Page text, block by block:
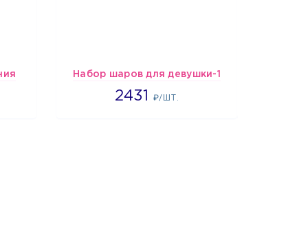
Набор шаров для девушки-1
2431 ₽/ШТ.
2431